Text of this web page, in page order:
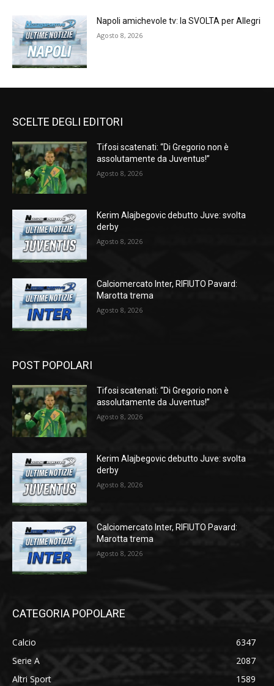
Napoli amichevole tv: la SVOLTA per Allegri
Agosto 8, 2026
SCELTE DEGLI EDITORI
Tifosi scatenati: “Di Gregorio non è
assolutamente da Juventus!”
Agosto 8, 2026
Kerim Alajbegovic debutto Juve: svolta
derby
Agosto 8, 2026
Calciomercato Inter, RIFIUTO Pavard:
Marotta trema
Agosto 8, 2026
POST POPOLARI
Tifosi scatenati: “Di Gregorio non è
assolutamente da Juventus!”
Agosto 8, 2026
Kerim Alajbegovic debutto Juve: svolta
derby
Agosto 8, 2026
Calciomercato Inter, RIFIUTO Pavard:
Marotta trema
Agosto 8, 2026
CATEGORIA POPOLARE
Calcio
6347
Serie A
2087
Altri Sport
1589